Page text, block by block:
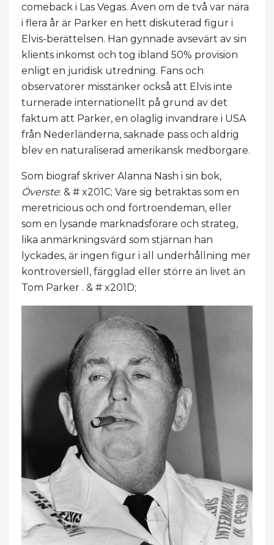
comeback i Las Vegas. Även om de två var nära
i flera år är Parker en hett diskuterad figur i
Elvis-berättelsen. Han gynnade avsevärt av sin
klients inkomst och tog ibland 50% provision
enligt en juridisk utredning. Fans och
observatörer misstänker också att Elvis inte
turnerade internationellt på grund av det
faktum att Parker, en olaglig invandrare i USA
från Nederländerna, saknade pass och aldrig
blev en naturaliserad amerikansk medborgare.
Som biograf skriver Alanna Nash i sin bok,
Överste: & # x201C; Vare sig betraktas som en
meretricious och ond förtroendeman, eller
som en lysande marknadsförare och strateg,
lika anmärkningsvärd som stjärnan han
lyckades, är ingen figur i all underhållning mer
kontroversiell, färgglad eller större än livet än
Tom Parker . & # x201D;